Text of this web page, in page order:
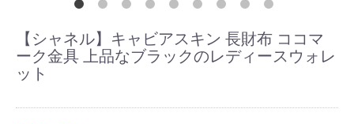
【シャネル】キャビアスキン 長財布 ココマ
ーク金具 上品なブラックのレディースウォレ
ット